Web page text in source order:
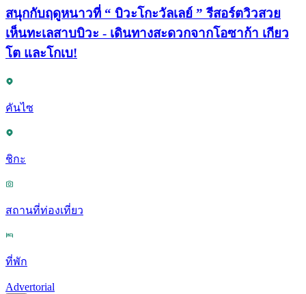
สนุกกับฤดูหนาวที่ “ บิวะโกะวัลเลย์ ” รีสอร์ตวิวสวย
เห็นทะเลสาบบิวะ - เดินทางสะดวกจากโอซาก้า เกียว
โต และโกเบ!
คันไซ
ชิกะ
สถานที่ท่องเที่ยว
ที่พัก
Advertorial